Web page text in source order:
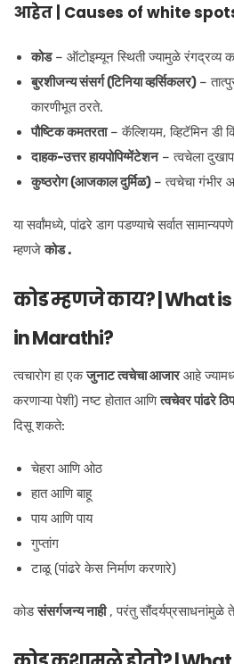
आहेत | Causes of white
कोड– ऑटोइम्यून स्थिती ज्यामुळे रंगद्रव्य
बुरशीजन्य संसर्ग (टिनिया व्हर्सिकलर)–
कारणीभूत ठरते.
पौष्टिक कमतरता– कॅल्शियम, व्हिटॅमिन डी
दाहक-उत्तर हायपोपिग्मेंटेशन– त्वचेला
कुष्ठरोग (आजकाल दुर्मिळ)– त्वचेचा गंभीर
या सर्वांमध्ये, पांढरे डाग पडण्याचे सर्वात
म्हणजेकोड .
कोड म्हणजे काय? | What
in Marathi?
त्वचारोग हा एकजुनाट त्वचेचा आजारआहे
करणाऱ्या पेशी) नष्ट होतात आणित्वचेवर पांढरे
दिसू शकते:
चेहरा आणि ओठ
हात आणि बाहू
पाय आणि पाय
गुप्तांग
टाळू (पांढरे केस निर्माण करणारे)
कोडसंसर्गजन्य नाही, परंतु